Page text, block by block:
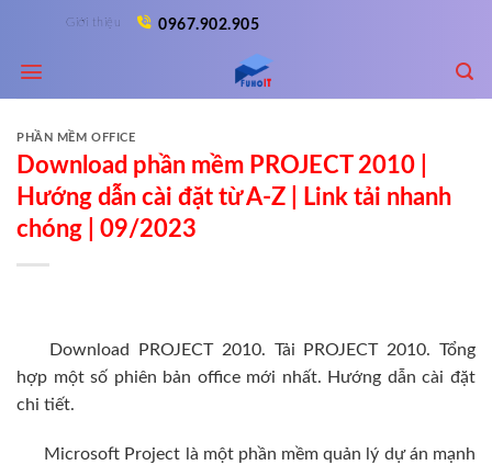
content
Giới thiệu 0967.902.905
PHẦN MỀM OFFICE
Download phần mềm PROJECT 2010 |
Hướng dẫn cài đặt từ A-Z | Link tải nhanh
chóng | 09/2023
Download PROJECT 2010. Tải PROJECT 2010. Tổng
hợp một số phiên bản office mới nhất. Hướng dẫn cài đặt
chi tiết.
Microsoft Project là một phần mềm quản lý dự án mạnh